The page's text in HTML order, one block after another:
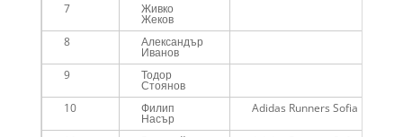
7 Живко
Жеков
8
Александър
Иванов
9
Тодор
Стоянов
10
Филип
Насър
Adidas Runners Sofia